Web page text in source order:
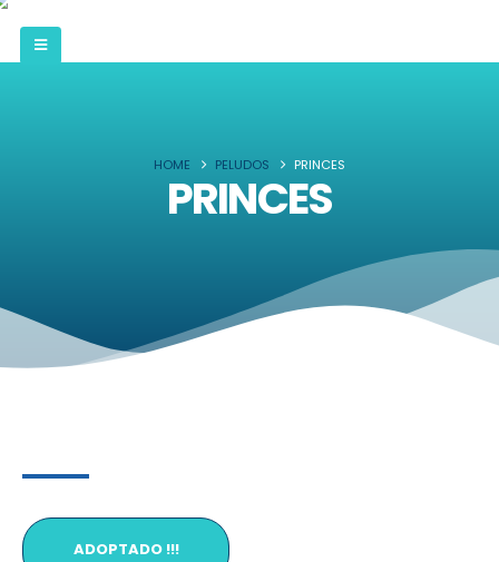
HOME PELUDOS PRINCES
PRINCES
ADOPTADO !!!